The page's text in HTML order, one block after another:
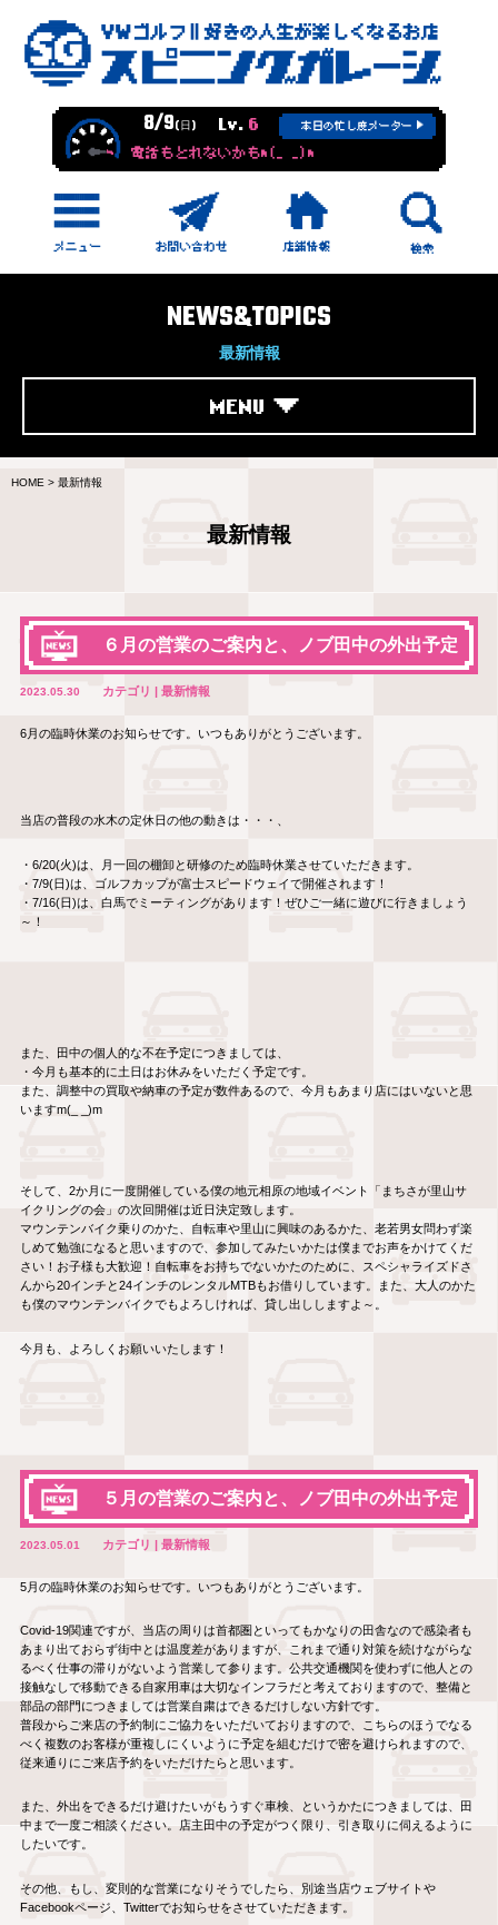
8/9(日) Lv. 6 本日の忙し度メーター
電話もとれないかもm(_ _)m
NEWS&TOPICS
最新情報
MENU
HOME > 最新情報
最新情報
６月の営業のご案内と、ノブ田中の外出予定
2023.05.30 カテゴリ | 最新情報
6月の臨時休業のお知らせです。いつもありがとうございます。
当店の普段の水木の定休日の他の動きは・・・、
・6/20(火)は、月一回の棚卸と研修のため臨時休業させていただきます。
・7/9(日)は、ゴルフカップが富士スピードウェイで開催されます！
・7/16(日)は、白馬でミーティングがあります！ぜひご一緒に遊びに行きましょう
～！
また、田中の個人的な不在予定につきましては、
・今月も基本的に土日はお休みをいただく予定です。
また、調整中の買取や納車の予定が数件あるので、今月もあまり店にはいないと思
いますm(_ _)m
そして、2か月に一度開催している僕の地元相原の地域イベント「まちさが里山サ
イクリングの会」の次回開催は近日決定致します。
マウンテンバイク乗りのかた、自転車や里山に興味のあるかた、老若男女問わず楽
しめて勉強になると思いますので、参加してみたいかたは僕までお声をかけてくだ
さい！お子様も大歓迎！自転車をお持ちでないかたのために、スペシャライズドさ
んから20インチと24インチのレンタルMTBもお借りしています。また、大人のかた
も僕のマウンテンバイクでもよろしければ、貸し出ししますよ～。
今月も、よろしくお願いいたします！
５月の営業のご案内と、ノブ田中の外出予定
2023.05.01 カテゴリ | 最新情報
5月の臨時休業のお知らせです。いつもありがとうございます。
Covid-19関連ですが、当店の周りは首都圏といってもかなりの田舎なので感染者も
あまり出ておらず街中とは温度差がありますが、これまで通り対策を続けながらな
るべく仕事の滞りがないよう営業して参ります。公共交通機関を使わずに他人との
接触なしで移動できる自家用車は大切なインフラだと考えておりますので、整備と
部品の部門につきましては営業自粛はできるだけしない方針です。
普段からご来店の予約制にご協力をいただいておりますので、こちらのほうでなる
べく複数のお客様が重複しにくいように予定を組むだけで密を避けられますので、
従来通りにご来店予約をいただけたらと思います。
また、外出をできるだけ避けたいがもうすぐ車検、というかたにつきましては、田
中まで一度ご相談ください。店主田中の予定がつく限り、引き取りに伺えるように
したいです。
その他、もし、変則的な営業になりそうでしたら、別途当店ウェブサイトや
Facebookページ、Twitterでお知らせをさせていただきます。